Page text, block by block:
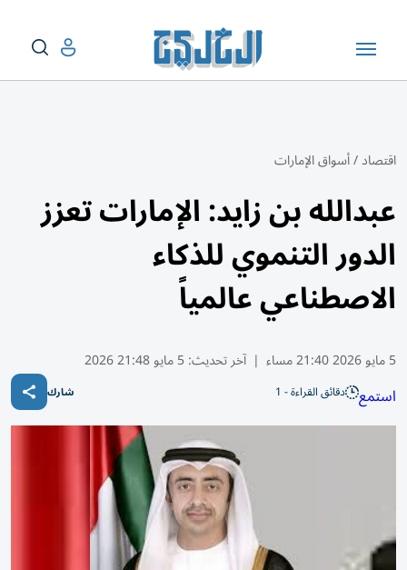
اقتصاد/أسواق الإمارات
عبدالله بن زايد: الإمارات تعزز
الدور التنموي للذكاء
الاصطناعي عالمياً
5 مايو 2026 21:40 مساء | آخر تحديث:5 مايو 21:48 2026
استمع دقائق القراءة - 1 شارك